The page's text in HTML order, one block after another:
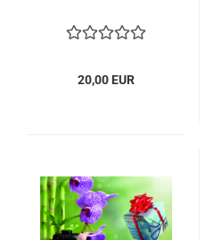
20,00 EUR